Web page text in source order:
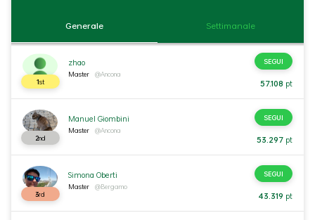
Generale Settimanale
1st
zhao
Master @Ancona
SEGUI
57.108 pt
2nd
Manuel Giombini
Master @Ancona
SEGUI
53.297 pt
3rd
Simona Oberti
Master @Bergamo
SEGUI
43.319 pt